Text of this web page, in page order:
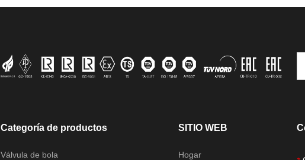
Categoría de productos
Válvula de bola
SITIO WEB
Hogar